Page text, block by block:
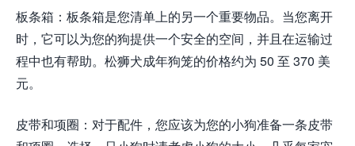
板条箱：板条箱是您清单上的另一个重要物品。当您离开
时，它可以为您的狗提供一个安全的空间，并且在运输过
程中也有帮助。松狮犬成年狗笼的​​价格约为 50 至 370 美
元。
皮带和项圈：对于配件，您应该为您的小狗准备一条皮带